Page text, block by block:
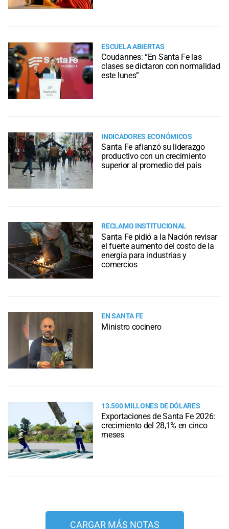
ESCUELA ABIERTAS
Coudannes: “En Santa Fe las
clases se dictaron con normalidad
este lunes”
INDICADORES ECONÓMICOS
Santa Fe afianzó su liderazgo
productivo con un crecimiento
superior al promedio del país
RECLAMO INSTITUCIONAL
Santa Fe pidió a la Nación revisar
el fuerte aumento del costo de la
energía para industrias y
comercios
EN SANTA FE
Ministro cocinero
13.500 MILLONES DE DÓLARES
Exportaciones de Santa Fe 2026:
crecimiento del 28,1% en cinco
meses
CARGAR MÁS NOTAS